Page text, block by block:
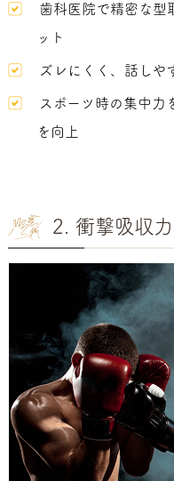
歯科医院で精密な型
ット
ズレにくく、話しや
スポーツ時の集中力
を向上
2. 衝撃吸収